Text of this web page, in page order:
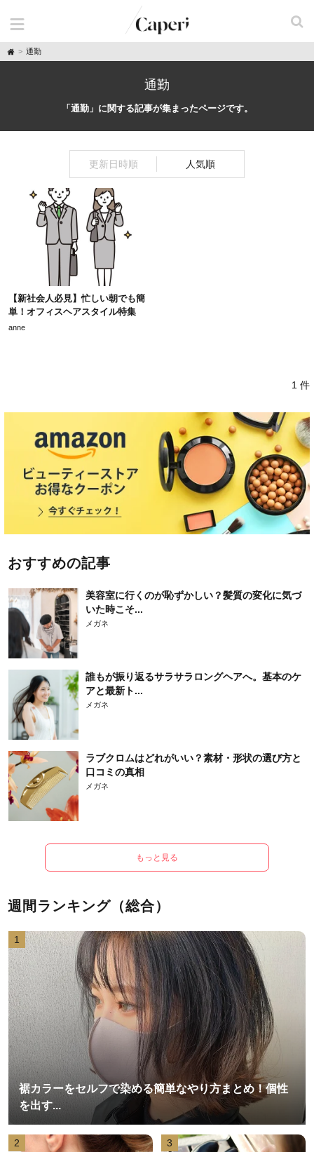
H
o
通勤
通勤
「通勤」に関する記事が集まったページです。
更新日時順 人気順
【新社会人必見】忙しい朝でも簡
単！オフィスヘアスタイル特集
anne
1 件
おすすめの記事
美容室に行くのが恥ずかしい？髪質の変化に気づ
いた時こそ...
メガネ
誰もが振り返るサラサラロングヘアへ。基本のケ
アと最新ト...
メガネ
ラブクロムはどれがいい？素材・形状の選び方と
口コミの真相
メガネ
もっと見る
週間ランキング（総合）
1
裾カラーをセルフで染める簡単なやり方まとめ！個性
を出す...
2 3